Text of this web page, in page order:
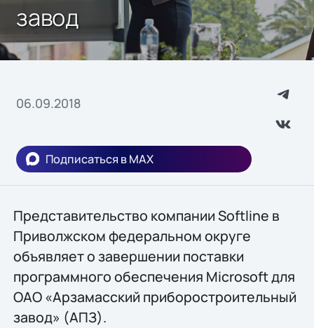
завод
06.09.2018
Подписаться в MAX
Представительство компании Softline в
Приволжском федеральном округе
объявляет о завершении поставки
программного обеспечения Microsoft для
ОАО «Арзамасский приборостроительный
завод» (АПЗ).